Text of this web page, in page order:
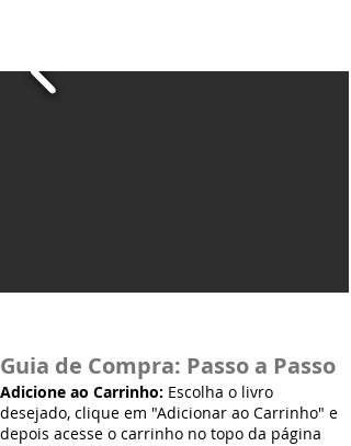
Guia de Compra: Passo a Passo
Adicione ao Carrinho: Escolha o livro
desejado, clique em "Adicionar ao Carrinho" e
depois acesse o carrinho no topo da página